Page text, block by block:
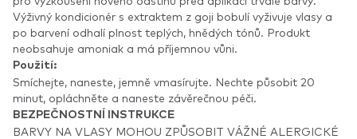
Výživný kondicionér s extraktem z goji bobulí vyživuje vlasy a
po barvení odhalí plnost teplých, hnědých tónů. Produkt
neobsahuje amoniak a má příjemnou vůni.
Použití:
Smíchejte, naneste, jemně vmasírujte. Nechte působit 20
minut, opláchněte a naneste závěrečnou péči.
BEZPEČNOSTNÍ INSTRUKCE
BARVY NA VLASY MOHOU ZPŮSOBIT VÁŽNÉ ALERGICKÉ